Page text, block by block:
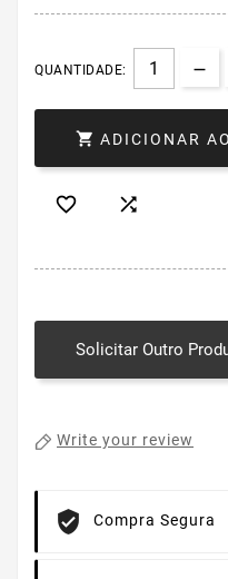
QUANTIDADE:
 ADICIONAR
 
Solicitar Outro
Write your review
Compra Segura